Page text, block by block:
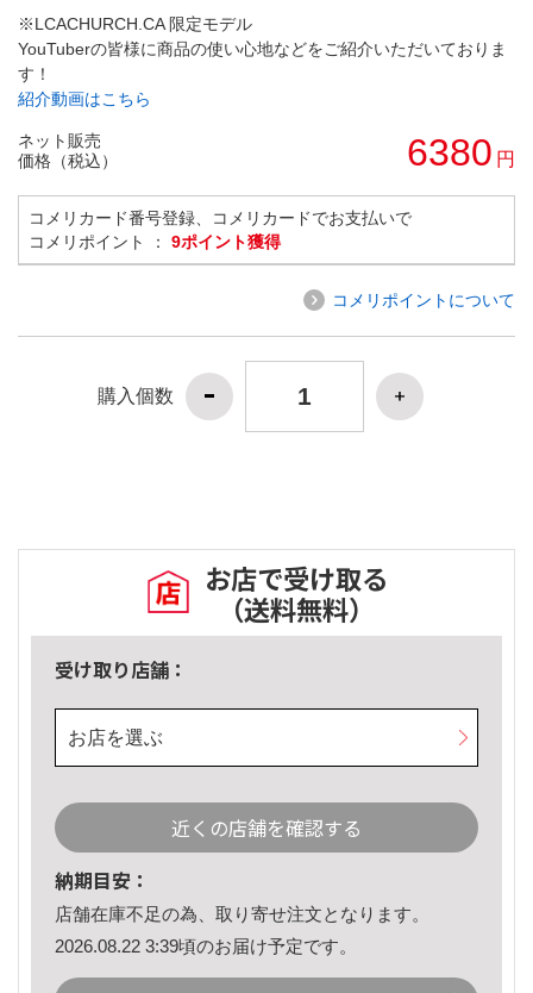
※LCACHURCH.CA 限定モデル
YouTuberの皆様に商品の使い心地などをご紹介いただいておりま
す！
紹介動画はこちら
ネット販売
価格（税込）
6380 円
コメリカード番号登録、コメリカードでお支払いで
コメリポイント ： 9ポイント獲得
コメリポイントについて
購入個数
お店で受け取る
（送料無料）
受け取り店舗：
お店を選ぶ
近くの店舗を確認する
納期目安：
店舗在庫不足の為、取り寄せ注文となります。
2026.08.22 3:39頃のお届け予定です。